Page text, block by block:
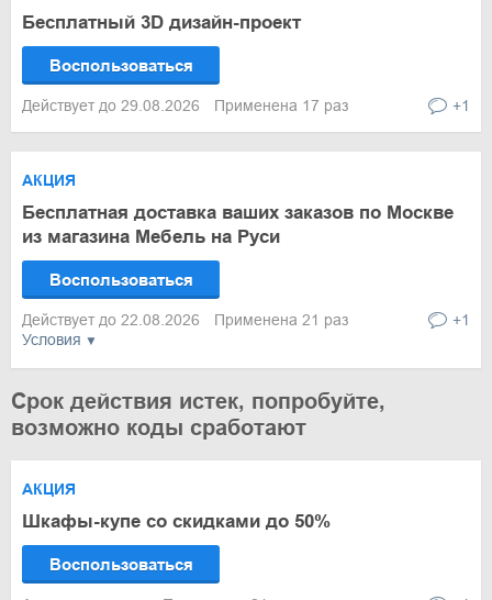
Бесплатный 3D дизайн-проект
Воспользоваться
Действует до 29.08.2026 Применена 17 раз +1
Условия
АКЦИЯ
Бесплатная доставка ваших заказов по Москве
из магазина Мебель на Руси
Воспользоваться
Действует до 22.08.2026 Применена 21 раз +1
Срок действия истек, попробуйте,
возможно коды сработают
АКЦИЯ
Шкафы-купе со скидками до 50%
Воспользоваться